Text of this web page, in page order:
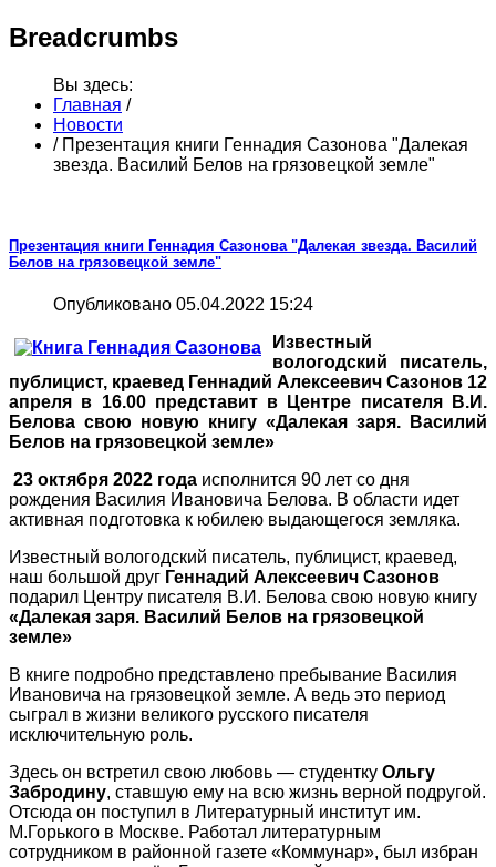
Breadcrumbs
Вы здесь:
Главная /
Новости
/ Презентация книги Геннадия Сазонова "Далекая
звезда. Василий Белов на грязовецкой земле"
Презентация книги Геннадия Сазонова "Далекая звезда. Василий
Белов на грязовецкой земле"
Опубликовано 05.04.2022 15:24
Известный
вологодский писатель,
публицист, краевед Геннадий Алексеевич Сазонов 12
апреля в 16.00 представит в Центре писателя В.И.
Белова свою новую книгу «Далекая заря. Василий
Белов на грязовецкой земле»
23 октября 2022 года исполнится 90 лет со дня
рождения Василия Ивановича Белова. В области идет
активная подготовка к юбилею выдающегося земляка.
Известный вологодский писатель, публицист, краевед,
наш большой друг Геннадий Алексеевич Сазонов
подарил Центру писателя В.И. Белова свою новую книгу
«Далекая заря. Василий Белов на грязовецкой
земле»
В книге подробно представлено пребывание Василия
Ивановича на грязовецкой земле. А ведь это период
сыграл в жизни великого русского писателя
исключительную роль.
Здесь он встретил свою любовь — студентку Ольгу
Забродину, ставшую ему на всю жизнь верной подругой.
Отсюда он поступил в Литературный институт им.
М.Горького в Москве. Работал литературным
сотрудником в районной газете «Коммунар», был избран